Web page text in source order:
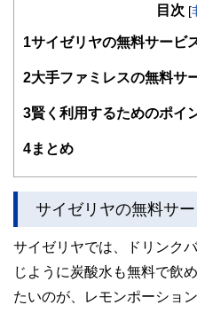
知識がない方でも理解
得者を中心に「お金や
験者で構成され、企画
かしく感じられる年金
をわかりやすく発信し
執筆者・監修者による
やすさはもちろんのこ
目次 [
1 サイゼリヤの無料サービ
2大手ファミレスの無料サ
3賢く利用するためのポイ
4まとめ
サイゼリヤの無料サー
サイゼリヤでは、ドリンク
じように炭酸水も無料で飲
たいのが、レモンポーショ